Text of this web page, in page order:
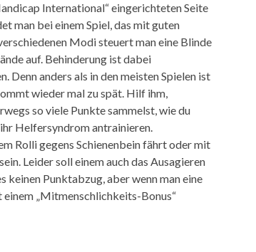
International“ eingerichteten Seite
man bei einem Spiel, das mit guten
Modi steuert man eine Blinde
auf. Behinderung ist dabei
anders als in den meisten Spielen ist
wieder mal zu spät. Hilf ihm,
so viele Punkte sammelst, wie du
Helfersyndrom antrainieren.
Rolli gegens Schienenbein fährt oder mit
Leider soll einem auch das Ausagieren
Punktabzug, aber wenn man eine
einem „Mitmenschlichkeits-Bonus“